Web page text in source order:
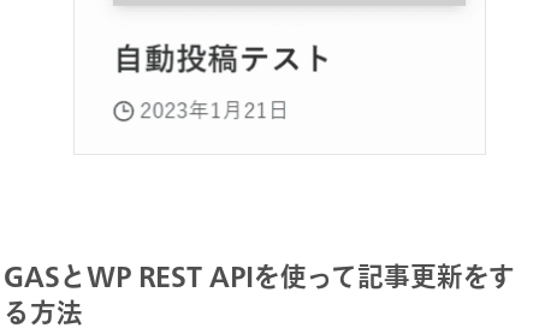
GASとWP REST APIを使って記事更新をす
る方法